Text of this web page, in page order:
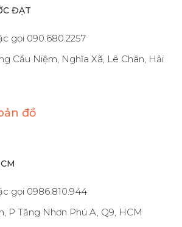
ĐẠT
gọi 090.680.2257
Cầu Niệm, Nghĩa Xã, Lê Chân, Hải
đồ
gọi 0986.810.944
P Tăng Nhơn Phú A, Q9, HCM